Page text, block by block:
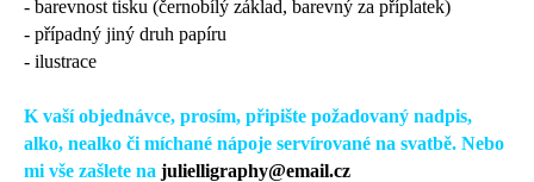
- barevnost tisku (černobílý základ, barevný za příplatek)
- případný jiný druh papíru
- ilustrace
K vaší objednávce, prosím, připište požadovaný nadpis,
alko, nealko či míchané nápoje servírované na svatbě. Nebo
mi vše zašlete na julielligraphy@email.cz